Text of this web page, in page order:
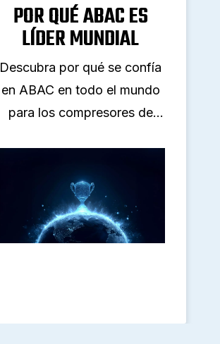
POR QUÉ ABAC ES
LÍDER MUNDIAL
Descubra por qué se confía
en ABAC en todo el mundo
para los compresores de
soluciones fiables, ABAC
impulsa a profesionales de
todas las industrias.